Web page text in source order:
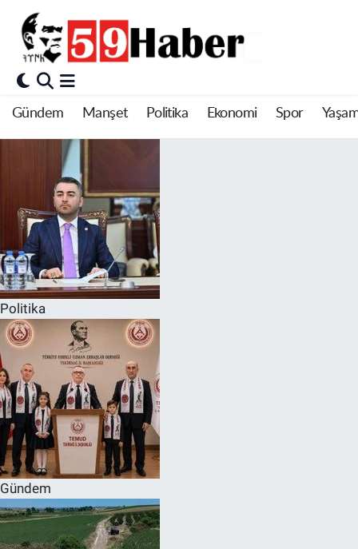
Gündem Manşet Politika Ekonomi Spor
Politika
Gündem